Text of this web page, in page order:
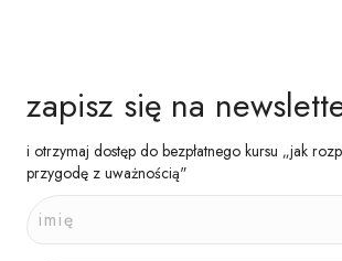
zapisz się na
i otrzymaj dostęp do bezpłatnego kursu „jak
przygodę z uważnością"